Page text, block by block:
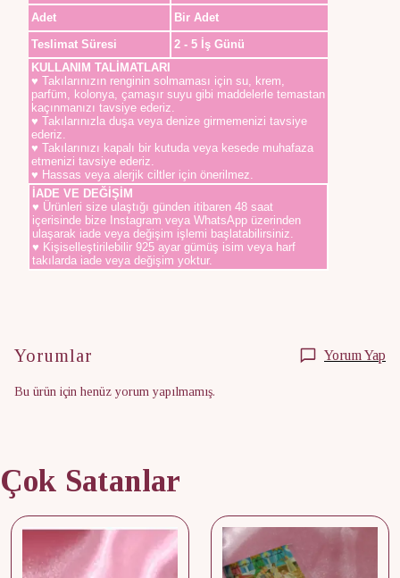
Adet
Bir Adet
Teslimat Süresi
2 - 5 İş Günü
KULLANIM TALİMATLARI
♥ Takılarınızın renginin solmaması için su, krem,
parfüm, kolonya, çamaşır suyu gibi maddelerle temastan
kaçınmanızı tavsiye ederiz.
♥ Takılarınızla duşa veya denize girmemenizi tavsiye
ederiz.
♥ Takılarınızı kapalı bir kutuda veya kesede muhafaza
etmenizi tavsiye ederiz.
♥ Hassas veya alerjik ciltler için önerilmez.
İADE VE DEĞİŞİM
♥ Ürünleri size ulaştığı günden itibaren 48 saat
içerisinde bize Instagram veya WhatsApp üzerinden
ulaşarak iade veya değişim işlemi başlatabilirsiniz.
♥ Kişiselleştirilebilir 925 ayar gümüş isim veya harf
takılarda iade veya değişim yoktur.
Yorumlar Yorum Yap
Bu ürün için henüz yorum yapılmamış.
Çok Satanlar